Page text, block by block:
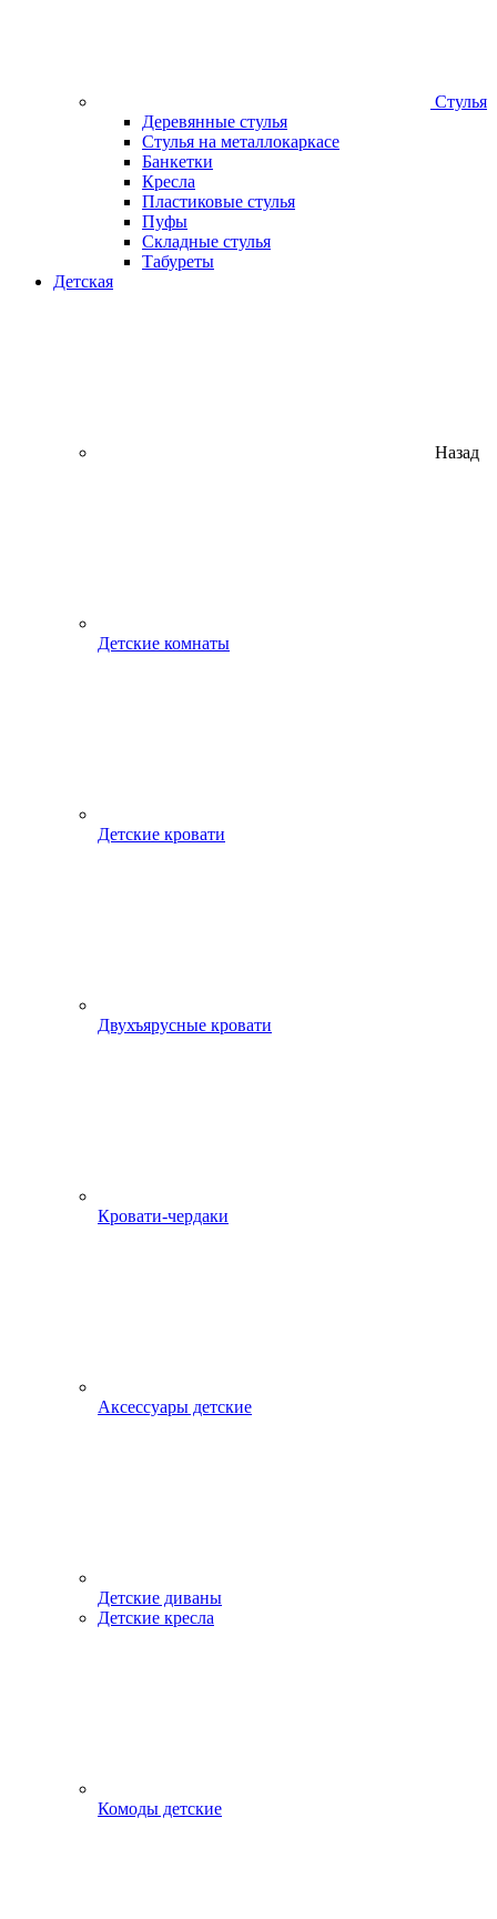
Стулья
Деревянные стулья
Стулья на металлокаркасе
Банкетки
Кресла
Пластиковые стулья
Пуфы
Складные стулья
Табуреты
Детская
Назад
Детские комнаты
Детские кровати
Двухъярусные кровати
Кровати-чердаки
Аксессуары детские
Детские диваны
Детские кресла
Комоды детские